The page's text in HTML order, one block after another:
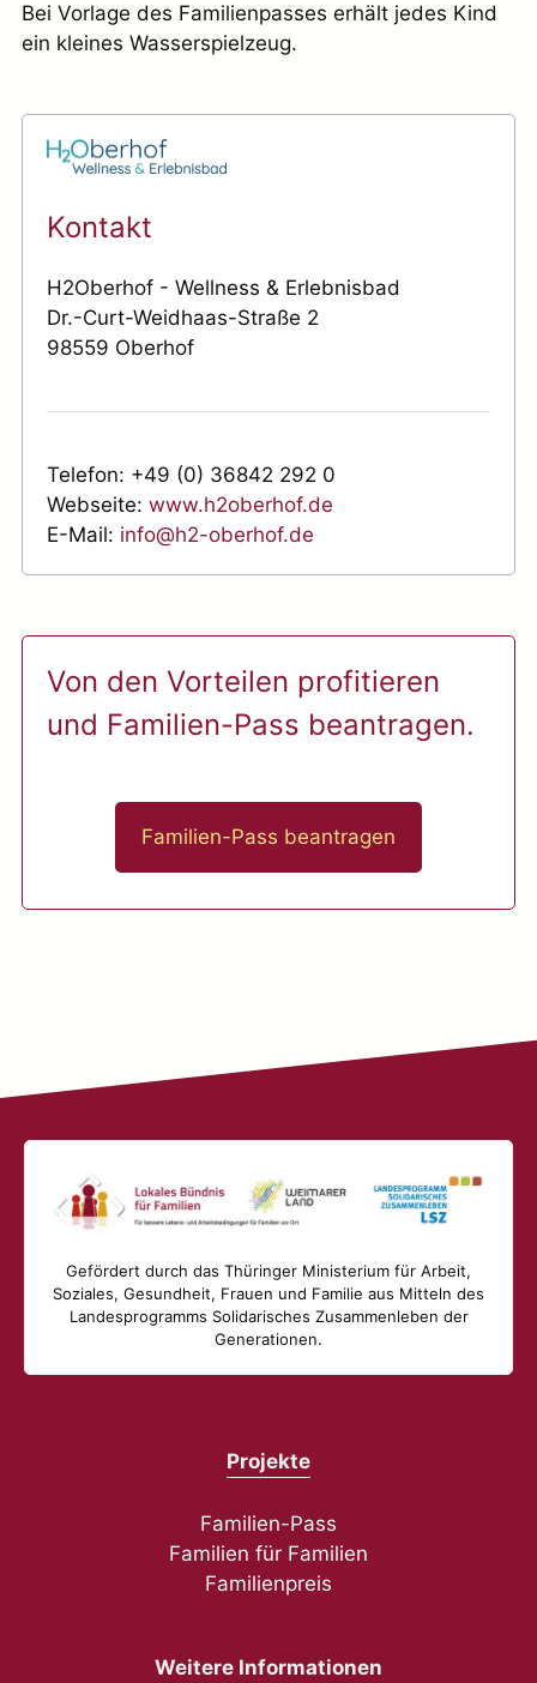
Bei Vorlage des Familienpasses erhält jedes Kind
ein kleines Wasserspielzeug.
Kontakt
H2Oberhof - Wellness & Erlebnisbad
Dr.-Curt-Weidhaas-Straße 2
98559 Oberhof
Telefon: +49 (0) 36842 292 0
Webseite: www.h2oberhof.de
E-Mail: info@h2-oberhof.de
Von den Vorteilen profitieren
und Familien-Pass beantragen.
Familien-Pass beantragen
Gefördert durch das Thüringer Ministerium für Arbeit,
Soziales, Gesundheit, Frauen und Familie aus Mitteln des
Landesprogramms Solidarisches Zusammenleben der
Generationen.
Projekte
Familien-Pass
Familien für Familien
Familienpreis
Weitere Informationen